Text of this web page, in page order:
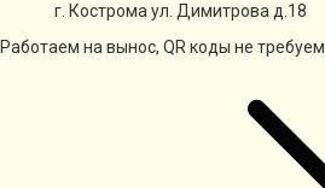
г. Кострома ул. Димитрова д.18
Работаем на вынос, QR коды не требуем.